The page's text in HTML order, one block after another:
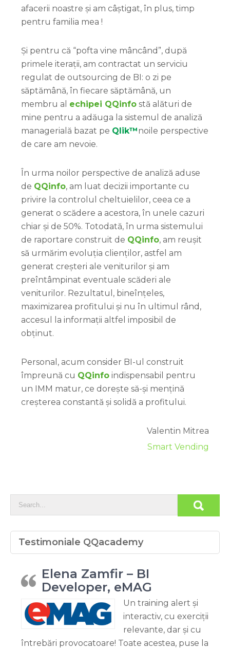
afacerii noastre și am câștigat, în plus, timp
pentru familia mea !
Și pentru că “pofta vine mâncând”, după
primele iterații, am contractat un serviciu
regulat de outsourcing de BI: o zi pe
săptămână, în fiecare săptămână, un
membru al echipei QQinfo stă alături de
mine pentru a adăuga la sistemul de analiză
managerială bazat pe Qlik™noile perspective
de care am nevoie.
În urma noilor perspective de analiză aduse
de QQinfo, am luat decizii importante cu
privire la controlul cheltuielilor, ceea ce a
generat o scădere a acestora, în unele cazuri
chiar și de 50%. Totodată, în urma sistemului
de raportare construit de QQinfo, am reușit
să urmărim evoluția clienților, astfel am
generat creșteri ale veniturilor și am
preîntâmpinat eventuale scăderi ale
veniturilor. Rezultatul, bineînțeles,
maximizarea profitului și nu în ultimul rând,
accesul la informații altfel imposibil de
obținut.
Personal, acum consider BI-ul construit
împreună cu QQinfo indispensabil pentru
un IMM matur, ce dorește să-și mențină
creșterea constantă și solidă a profitului.
Valentin Mitrea
Smart Vending
Testimoniale QQacademy
Elena Zamfir – BI
Developer, eMAG
Un training alert și
interactiv, cu exerciții
relevante, dar și cu
întrebări provocatoare! Toate acestea, puse la